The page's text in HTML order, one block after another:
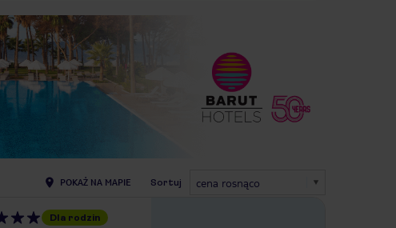
POKAŻ NA MAPIE Sortuj cena rosnąco
Dla rodzin